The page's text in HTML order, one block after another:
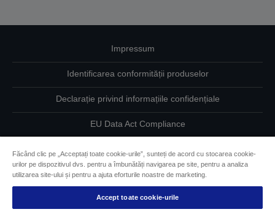
Impressum
Identificarea conformității produselor
Declarație privind informațiile confidențiale
EU Data Act Compliance
Informaţii despre modulele cookie
Angajamentul Epson pe linie de accesibilitate
Făcând clic pe „Acceptați toate cookie-urile”, sunteți de acord cu stocarea cookie-
urilor pe dispozitivul dvs. pentru a îmbunătăți navigarea pe site, pentru a analiza
utilizarea site-ului și pentru a ajuta eforturile noastre de marketing.
Accept toate cookie-urile